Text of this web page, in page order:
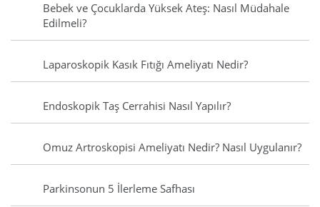
Bebek ve Çocuklarda Yüksek Ateş: Nasıl Müdahale
Edilmeli?
Laparoskopik Kasık Fıtığı Ameliyatı Nedir?
Endoskopik Taş Cerrahisi Nasıl Yapılır?
Omuz Artroskopisi Ameliyatı Nedir? Nasıl Uygulanır?
Parkinsonun 5 İlerleme Safhası